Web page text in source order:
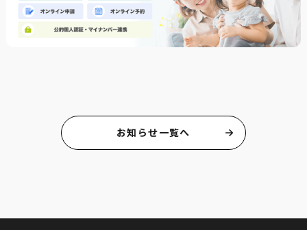
お知らせ一覧へ